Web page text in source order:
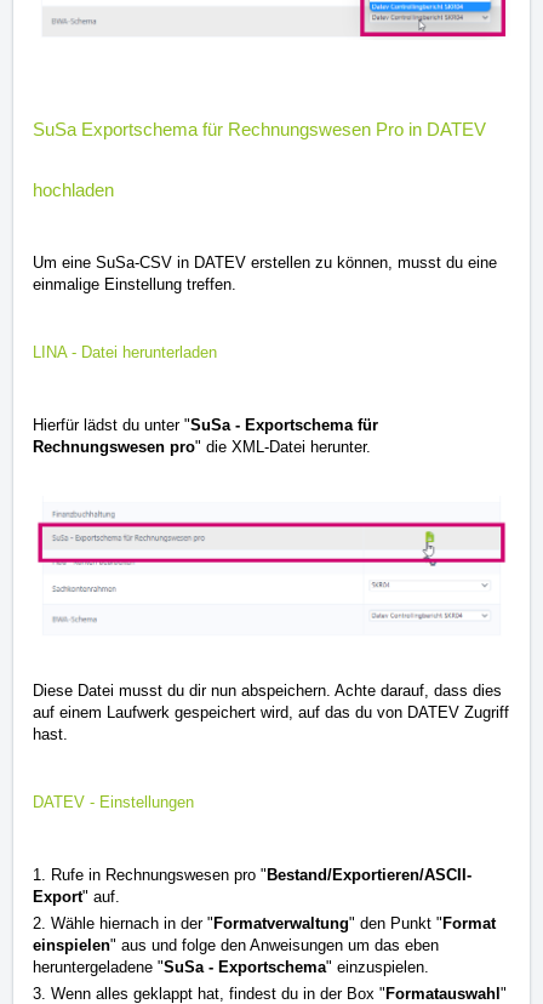
SuSa Exportschema für Rechnungswesen Pro in DATEV
hochladen
Um eine SuSa-CSV in DATEV erstellen zu können, musst du eine
einmalige Einstellung treffen.
LINA - Datei herunterladen
Hierfür lädst du unter "SuSa - Exportschema für
Rechnungswesen pro" die XML-Datei herunter.
Diese Datei musst du dir nun abspeichern. Achte darauf, dass dies
auf einem Laufwerk gespeichert wird, auf das du von DATEV Zugriff
hast.
DATEV - Einstellungen
1. Rufe in Rechnungswesen pro " Bestand/Exportieren/ASCII-
Export" auf.
2. Wähle hiernach in der " Formatverwaltung" den Punkt " Format
einspielen" aus und folge den Anweisungen um das eben
heruntergeladene "SuSa - Exportschema" einzuspielen.
3. Wenn alles geklappt hat, findest du in der Box " Formatauswahl "